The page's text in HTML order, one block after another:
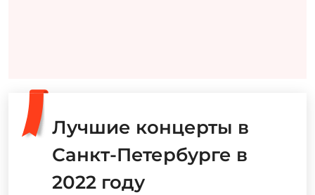
Лучшие концерты в
Санкт-Петербурге в
2022 году